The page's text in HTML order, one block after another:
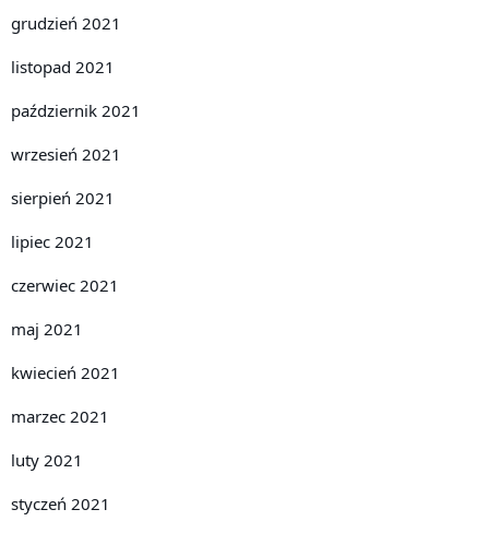
grudzień 2021
listopad 2021
październik 2021
wrzesień 2021
sierpień 2021
lipiec 2021
czerwiec 2021
maj 2021
kwiecień 2021
marzec 2021
luty 2021
styczeń 2021